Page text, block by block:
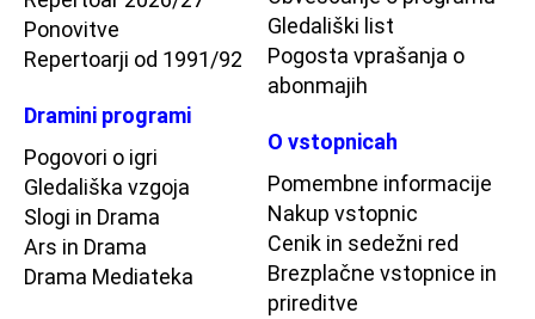
Ponovitve
Repertoarji od 1991/92
Dramini programi
Pogovori o igri
Gledališka vzgoja
Slogi in Drama
Ars in Drama
Drama Mediateka
Gledališki list
Pogosta vprašanja o
abonmajih
O vstopnicah
Pomembne informacije
Nakup vstopnic
Cenik in sedežni red
Brezplačne vstopnice in
prireditve